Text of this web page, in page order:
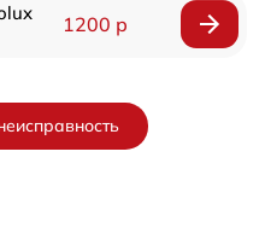
1200 р